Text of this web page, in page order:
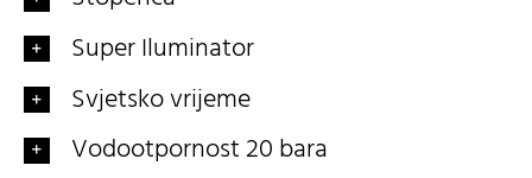
Super Iluminator
Svjetsko vrijeme
Vodootpornost 20 bara